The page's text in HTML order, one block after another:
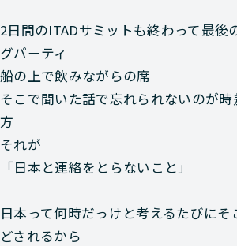
2日間のITADサミットも終わって最後
グパーティ
船の上で飲みながらの席
そこで聞いた話で忘れられないのが時
方
それが
「日本と連絡をとらないこと」
日本って何時だっけと考えるたびにそ
どされるから